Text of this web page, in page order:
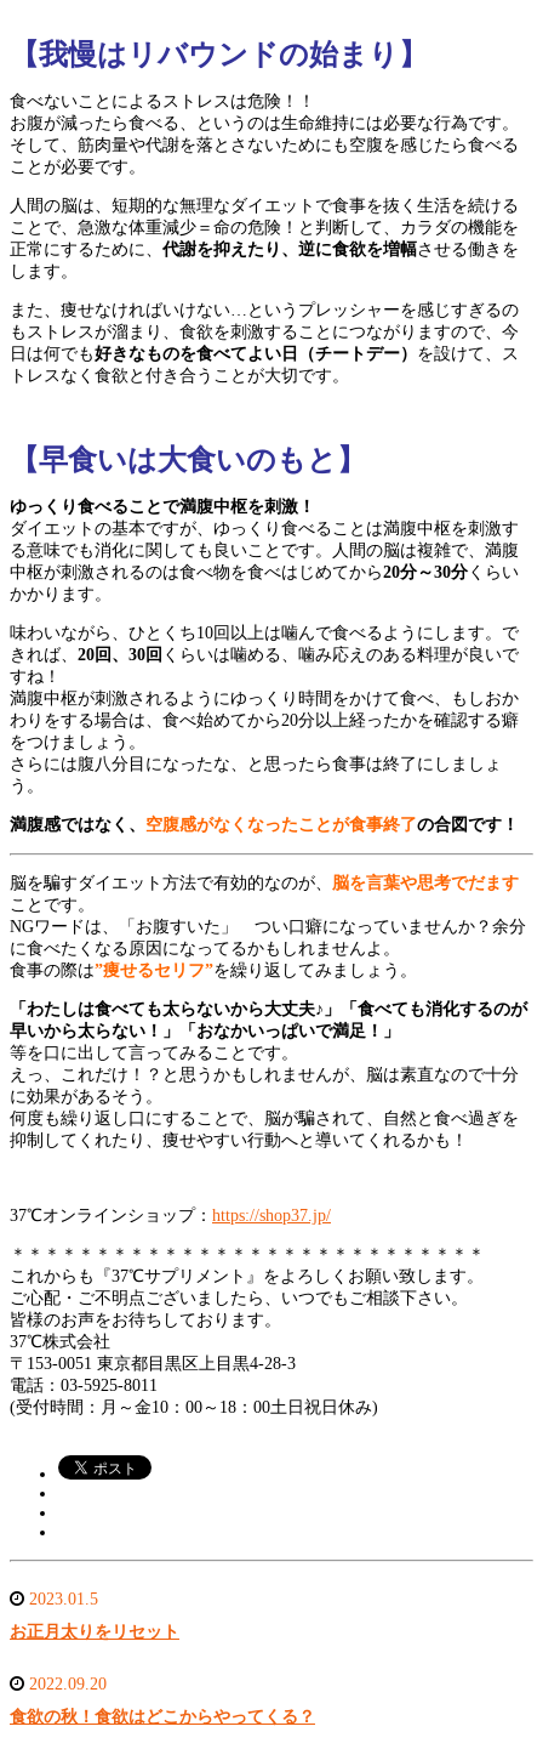
【我慢はリバウンドの始まり】
食べないことによるストレスは危険！！
お腹が減ったら食べる、というのは生命維持には必要な行為です。
そして、筋肉量や代謝を落とさないためにも空腹を感じたら食べる
ことが必要です。
人間の脳は、短期的な無理なダイエットで食事を抜く生活を続ける
ことで、急激な体重減少＝命の危険！と判断して、カラダの機能を
正常にするために、 代謝を抑えたり、逆に食欲を増幅させる働きを
します。
また、痩せなければいけない…というプレッシャーを感じすぎるの
もストレスが溜まり、食欲を刺激することにつながりますので、今
日は何でも好きなものを食べてよい日（チートデー） を設けて、ス
トレスなく食欲と付き合うことが大切です。
【早食いは大食いのもと】
ゆっくり食べることで満腹中枢を刺激！
ダイエットの基本ですが、ゆっくり食べることは満腹中枢を刺激す
る意味でも消化に関しても良いことです。人間の脳は複雑で、満腹
中枢が刺激されるのは食べ物を食べはじめてから20分～30分 くらい
かかります。
味わいながら、ひとくち10回以上は噛んで食べるようにします。で
きれば、 20回、30回 くらいは噛める、噛み応えのある料理が良いで
すね！
満腹中枢が刺激されるようにゆっくり時間をかけて食べ、もしおか
わりをする場合は、食べ始めてから20分以上経ったかを確認する癖
をつけましょう。
さらには腹八分目になったな、と思ったら食事は終了にしましょ
う。
満腹感ではなく、 空腹感がなくなったことが食事終了の合図です！
脳を騙すダイエット方法で有効的なのが、 脳を言葉や思考でだます
ことです。
NGワードは、「お腹すいた」 つい口癖になっていませんか？余分
に食べたくなる原因になってるかもしれませんよ。
食事の際は”痩せるセリフ”を繰り返してみましょう。
「わたしは食べても太らないから大丈夫♪」「食べても消化するのが
早いから太らない！」「おなかいっぱいで満足！」
等を口に出して言ってみることです。
えっ、これだけ！？と思うかもしれませんが、脳は素直なので十分
に効果があるそう。
何度も繰り返し口にすることで、脳が騙されて、自然と食べ過ぎを
抑制してくれたり、痩せやすい行動へと導いてくれるかも！
37℃オンラインショップ： https://shop37.jp/
＊＊＊＊＊＊＊＊＊＊＊＊＊＊＊＊＊＊＊＊＊＊＊＊＊＊＊＊
これからも『37℃サプリメント』をよろしくお願い致します。
ご心配・ご不明点ございましたら、いつでもご相談下さい。
皆様のお声をお待ちしております。
37℃株式会社
〒153-0051 東京都目黒区上目黒4-28-3
電話：03-5925-8011
(受付時間：月～金10：00～18：00土日祝日休み)
2023.01.5
お正月太りをリセット
2022.09.20
食欲の秋！食欲はどこからやってくる？